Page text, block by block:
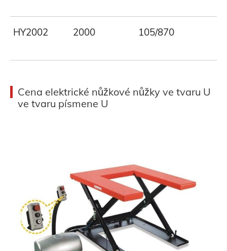
HY2002 2000 105/870
Cena elektrické nůžkové nůžky ve tvaru U
ve tvaru písmene U